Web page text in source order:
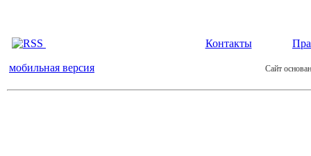
Контакты
мобильная версия Сайт